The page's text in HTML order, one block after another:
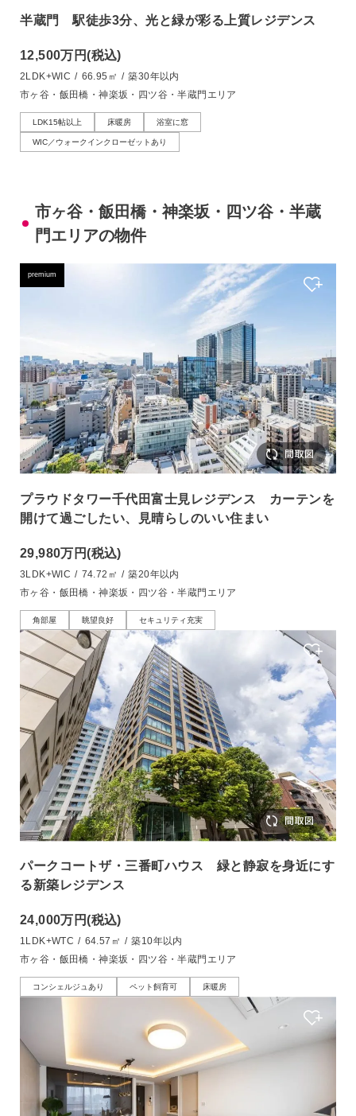
半蔵門 駅徒歩3分、光と緑が彩る上質レジデンス
12,500万円(税込)
2LDK+WIC / 66.95㎡ / 築30年以内
市ヶ谷・飯田橋・神楽坂・四ツ谷・半蔵門エリア
LDK15帖以上 床暖房 浴室に窓
WIC／ウォークインクローゼットあり
市ヶ谷・飯田橋・神楽坂・四ツ谷・半蔵
門エリアの物件
premium
プラウドタワー千代田富士見レジデンス カーテンを
開けて過ごしたい、見晴らしのいい住まい
29,980万円(税込)
3LDK+WIC / 74.72㎡ / 築20年以内
市ヶ谷・飯田橋・神楽坂・四ツ谷・半蔵門エリア
角部屋 眺望良好 セキュリティ充実
パークコートザ・三番町ハウス 緑と静寂を身近にす
る新築レジデンス
24,000万円(税込)
1LDK+WTC / 64.57㎡ / 築10年以内
市ヶ谷・飯田橋・神楽坂・四ツ谷・半蔵門エリア
コンシェルジュあり ペット飼育可 床暖房